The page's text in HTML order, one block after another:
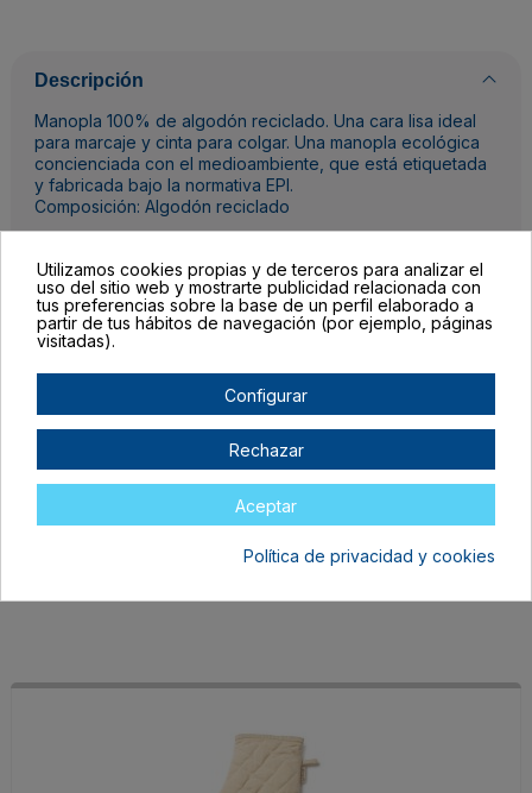
Descripción
Manopla 100% de algodón reciclado. Una cara lisa ideal
para marcaje y cinta para colgar. Una manopla ecológica
concienciada con el medioambiente, que está etiquetada
y fabricada bajo la normativa EPI.
Composición: Algodón reciclado
Detalles del producto
Completa las unidades por color, el botón para mandar tu pedido al
carrito lo encontrarás al final de la tabla.
TALLA ÚNICA ADULTO
Utilizamos cookies propias y de terceros para analizar el
uso del sitio web y mostrarte publicidad relacionada con
tus preferencias sobre la base de un perfil elaborado a
partir de tus hábitos de navegación (por ejemplo, páginas
visitadas).
Configurar
Rechazar
Aceptar
Política de privacidad y cookies